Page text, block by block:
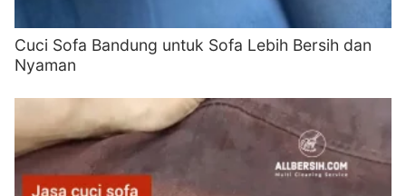
Cuci Sofa Bandung untuk Sofa Lebih Bersih dan
Nyaman